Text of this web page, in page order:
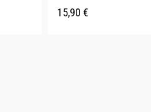
15,90 €